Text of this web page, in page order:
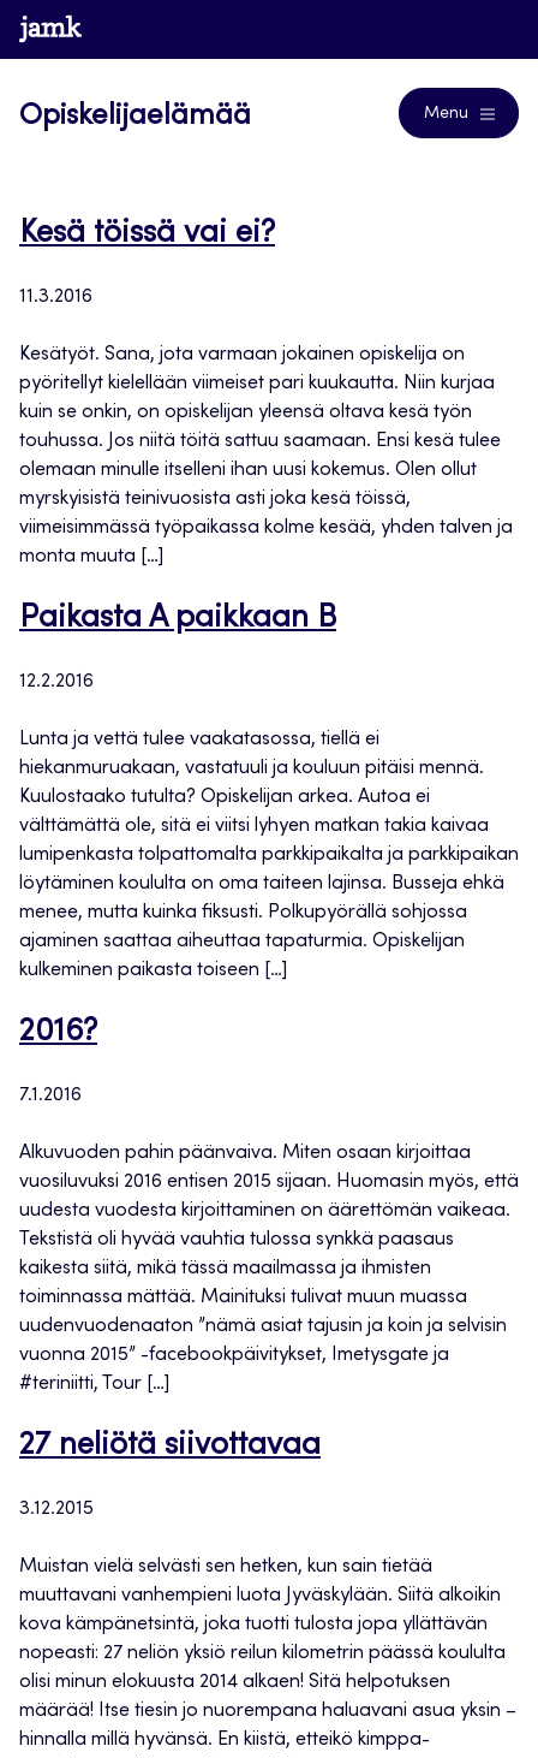
Siirry
suoraan
www.jamk.fi
Opiskelijaelämää Menu
Kesä töissä vai ei?
11.3.2016
Kesätyöt. Sana, jota varmaan jokainen opiskelija on
pyöritellyt kielellään viimeiset pari kuukautta. Niin kurjaa
kuin se onkin, on opiskelijan yleensä oltava kesä työn
touhussa. Jos niitä töitä sattuu saamaan. Ensi kesä tulee
olemaan minulle itselleni ihan uusi kokemus. Olen ollut
myrskyisistä teinivuosista asti joka kesä töissä,
viimeisimmässä työpaikassa kolme kesää, yhden talven ja
monta muuta […]
Paikasta A paikkaan B
12.2.2016
Lunta ja vettä tulee vaakatasossa, tiellä ei
hiekanmuruakaan, vastatuuli ja kouluun pitäisi mennä.
Kuulostaako tutulta? Opiskelijan arkea. Autoa ei
välttämättä ole, sitä ei viitsi lyhyen matkan takia kaivaa
lumipenkasta tolpattomalta parkkipaikalta ja parkkipaikan
löytäminen koululta on oma taiteen lajinsa. Busseja ehkä
menee, mutta kuinka fiksusti. Polkupyörällä sohjossa
ajaminen saattaa aiheuttaa tapaturmia. Opiskelijan
kulkeminen paikasta toiseen […]
2016?
7.1.2016
Alkuvuoden pahin päänvaiva. Miten osaan kirjoittaa
vuosiluvuksi 2016 entisen 2015 sijaan. Huomasin myös, että
uudesta vuodesta kirjoittaminen on äärettömän vaikeaa.
Tekstistä oli hyvää vauhtia tulossa synkkä paasaus
kaikesta siitä, mikä tässä maailmassa ja ihmisten
toiminnassa mättää. Mainituksi tulivat muun muassa
uudenvuodenaaton ”nämä asiat tajusin ja koin ja selvisin
vuonna 2015” -facebookpäivitykset, Imetysgate ja
#teriniitti, Tour […]
27 neliötä siivottavaa
3.12.2015
Muistan vielä selvästi sen hetken, kun sain tietää
muuttavani vanhempieni luota Jyväskylään. Siitä alkoikin
kova kämpänetsintä, joka tuotti tulosta jopa yllättävän
nopeasti: 27 neliön yksiö reilun kilometrin päässä koululta
olisi minun elokuusta 2014 alkaen! Sitä helpotuksen
määrää! Itse tiesin jo nuorempana haluavani asua yksin –
hinnalla millä hyvänsä. En kiistä, etteikö kimppa-